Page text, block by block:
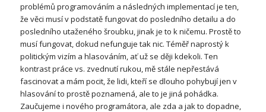
problémů programováním a následných implementací je ten,
že věci musí v podstatě fungovat do posledního detailu a do
posledního utaženého šroubku, jinak je to k ničemu. Prostě to
musí fungovat, dokud nefunguje tak nic. Téměř naprostý k
politickým vizím a hlasováním, ať už se ději kdekoli. Ten
kontrast práce vs. zvednutí rukou, mě stále nepřestává
fascinovat a mám pocit, že lidi, kteří se dlouho pohybují jen v
hlasování to prostě poznamená, ale to je jiná pohádka.
Zaučujeme i nového programátora, ale zda a jak to dopadne,